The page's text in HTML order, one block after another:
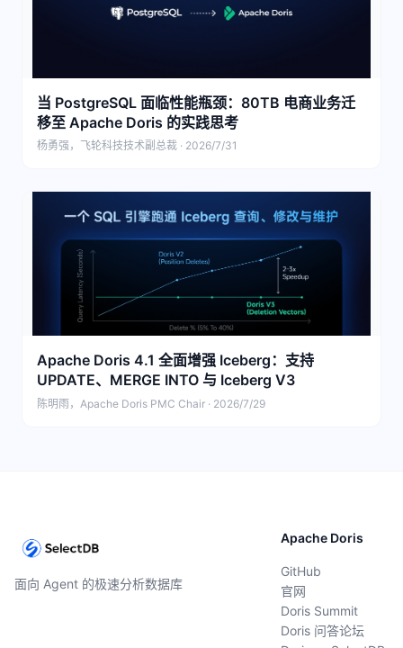
当 PostgreSQL 面临性能瓶颈：80TB 电商业务迁
移至 Apache Doris 的实践思考
杨勇强，飞轮科技技术副总裁 · 2026/7/31
Apache Doris 4.1 全面增强 Iceberg：支持
UPDATE、MERGE INTO 与 Iceberg V3
陈明雨，Apache Doris PMC Chair · 2026/7/29
面向 Agent 的极速分析数据库
Apache Doris
GitHub
官网
Doris Summit
Doris 问答论坛